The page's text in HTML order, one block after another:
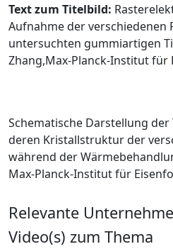
Text zum Titelbild:
Aufnahme der verschiedenen
untersuchten gummi­artigen
Zhang,Max-Planck-Institut für
Schematische Darstellung
deren Kristallstruktur der
während der
Max-Planck-Institut für
Relevante
Video(s) zum Thema